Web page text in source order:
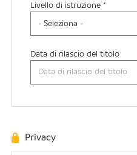
Livello di istruzione *
Data di rilascio del titolo
Privacy